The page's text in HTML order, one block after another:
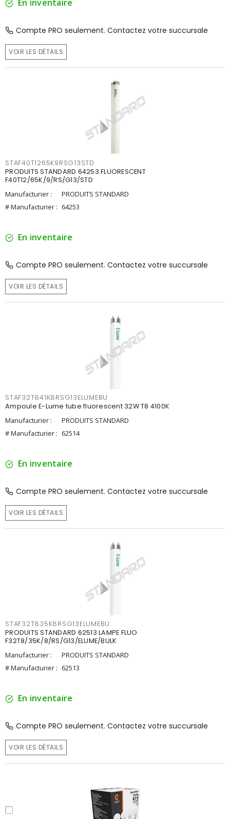
En inventaire
Compte PRO seulement. Contactez votre succursale
VOIR LES DÉTAILS
STAF40T1265K9RSG13STD
PRODUITS STANDARD 64253 FLUORESCENT
F40T12/65K/9/RS/G13/STD
Manufacturier :
PRODUITS STANDARD
# Manufacturier : 64253
En inventaire
Compte PRO seulement. Contactez votre succursale
VOIR LES DÉTAILS
STAF32T841K8RSG13ELUMEBU
Ampoule E-Lume tube fluorescent 32W T8 4100K
Manufacturier :
PRODUITS STANDARD
# Manufacturier : 62514
En inventaire
Compte PRO seulement. Contactez votre succursale
VOIR LES DÉTAILS
STAF32T835K8RSG13ELUMEBU
PRODUITS STANDARD 62513 LAMPE FLUO
F32T8/35K/8/RS/G13/ELUME/BULK
Manufacturier :
PRODUITS STANDARD
# Manufacturier : 62513
En inventaire
Compte PRO seulement. Contactez votre succursale
VOIR LES DÉTAILS